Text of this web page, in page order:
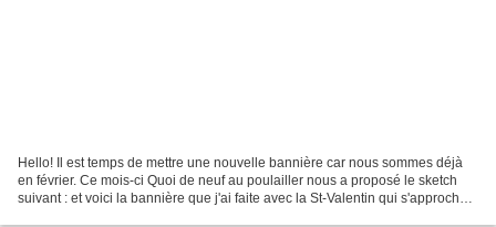
Hello! Il est temps de mettre une nouvelle bannière car nous sommes déjà
en février. Ce mois-ci Quoi de neuf au poulailler nous a proposé le sketch
suivant : et voici la bannière que j'ai faite avec la St-Valentin qui s'approche,